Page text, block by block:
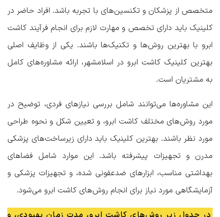
متخصص از پزشکان و تکنسین‌های با تجربه باشد. افراد حاضر در
کلینیک باید دارای تخصص و مهارت لازم برای انجام فرآیند کاشت
ابرو با بهترین روش‌ها و تکنیک‌ها باشند. یکی از وظایف اصلی
بهترین کلینیک کاشت ابرو در اسلامشهر، ارائه مشاوره‌های کامل
به مشتریان است.
این مشاوره‌ها می‌توانند شامل بررسی نیازهای فردی، توضیح در
مورد روش‌های مختلف کاشت ابرو، و تعیین شکل و نحوه طراحی
مورد نظر باشند. بهترین کلینیک باید دارای زیرساخت‌های پزشکی
مدرن و تجهیزات پیشرفته باشد. این موارد شامل فضاهای
بهداشتی مناسب، ابزارهای ضدعفونی شده، و تجهیزات پزشکی و
آزمایشگاهی مورد نیاز برای انجام روش‌های کاشت ابرو می‌شود.